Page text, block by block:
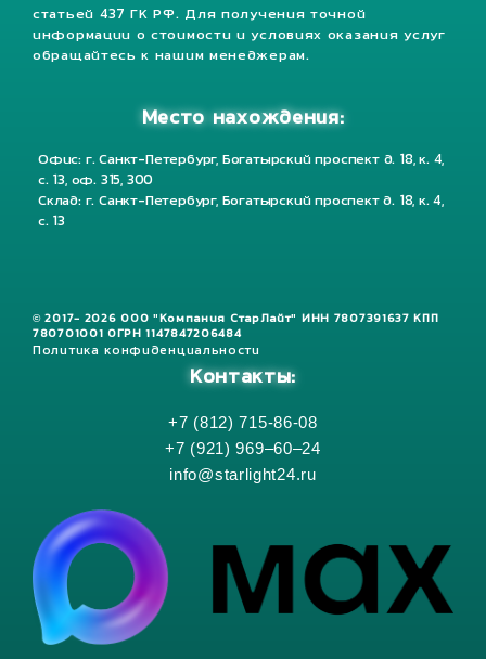
статьей 437 ГК РФ. Для получения точной
информации о стоимости и условиях оказания услуг
обращайтесь к нашим менеджерам.
Место нахождения:
Офис: г. Санкт-Петербург, Богатырский проспект д. 18, к. 4,
с. 13, оф. 315, 300
Склад: г. Санкт-Петербург, Богатырский проспект д. 18, к. 4,
с. 13
© 2017- 2026 ООО "Компания СтарЛайт" ИНН 7807391637 КПП
780701001 ОГРН 1147847206484
Политика конфиденциальности
Контакты:
+7 (812) 715-86-08
+7 (921) 969–60–24
info@starlight24.ru